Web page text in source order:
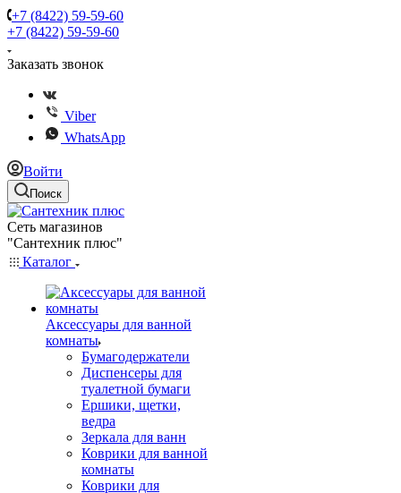
+7 (8422) 59-59-60
+7 (8422) 59-59-60
Заказать звонок
Viber
WhatsApp
Войти
Поиск
Сеть магазинов
"Сантехник плюс"
Каталог
Аксессуары для ванной
комнаты
Бумагодержатели
Диспенсеры для
туалетной бумаги
Ершики, щетки,
ведра
Зеркала для ванн
Коврики для ванной
комнаты
Коврики для